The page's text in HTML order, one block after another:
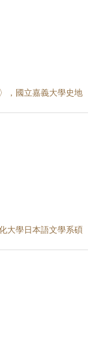
，國立嘉義大學史地
大學日本語文學系碩